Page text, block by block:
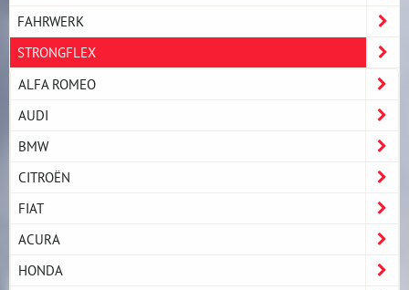
FAHRWERK
STRONGFLEX
ALFA ROMEO
AUDI
BMW
CITROËN
FIAT
ACURA
HONDA